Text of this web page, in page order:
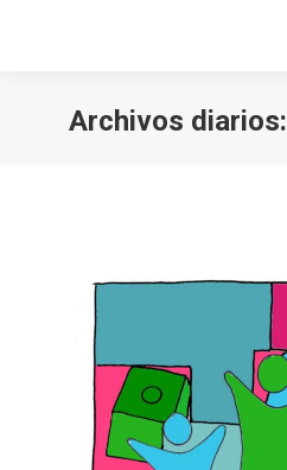
Archivos diarios: